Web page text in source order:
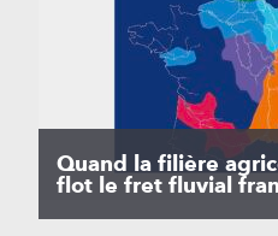
Quand la filière
flot le fret fluvial